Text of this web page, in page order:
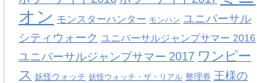
オン モンスターハンター モンハン ユニバーサル
シティウォーク ユニバーサルジャンプサマー 2016
ユニバーサルジャンプサマー 2017 ワンピー
ス 妖怪ウォッチ 妖怪ウォッチ・ザ・リアル 整理券 王様の